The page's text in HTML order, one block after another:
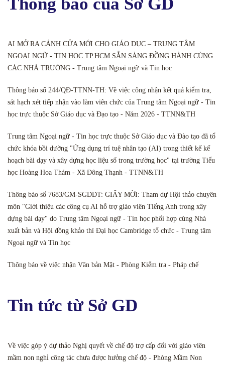
AI MỞ RA CÁNH CỬA MỚI CHO GIÁO DỤC – TRUNG TÂM
NGOẠI NGỮ - TIN HỌC TP.HCM SẴN SÀNG ĐỒNG HÀNH CÙNG
CÁC NHÀ TRƯỜNG - Trung tâm Ngoại ngữ và Tin học
Thông báo số 244/QĐ-TTNN-TH: Về việc công nhận kết quả kiểm tra,
sát hạch xét tiếp nhận vào làm viên chức của Trung tâm Ngoại ngữ - Tin
học trực thuộc Sở Giáo dục và Đạo tạo - Năm 2026 - TTNN&TH
Trung tâm Ngoại ngữ - Tin học trực thuộc Sở Giáo dục và Đào tạo đã tổ
chức khóa bồi dưỡng "Ứng dụng trí tuệ nhân tạo (AI) trong thiết kế kế
hoạch bài dạy và xây dựng học liệu số trong trường học" tại trường Tiểu
học Hoàng Hoa Thám - Xã Đông Thạnh - TTNN&TH
Thông báo số 7683/GM-SGDĐT: GIẤY MỜI: Tham dự Hội thảo chuyên
môn "Giới thiệu các công cụ AI hỗ trợ giáo viên Tiếng Anh trong xây
dựng bài dạy" do Trung tâm Ngoại ngữ - Tin học phối hợp cùng Nhà
xuất bản và Hội đồng khảo thí Đại học Cambridge tổ chức - Trung tâm
Ngoại ngữ và Tin học
Thông báo về việc nhận Văn bản Mật - Phòng Kiểm tra - Pháp chế
Tin tức từ Sở GD
Về việc góp ý dự thảo Nghị quyết về chế độ trợ cấp đối với giáo viên
mầm non nghỉ công tác chưa được hưởng chế độ - Phòng Mầm Non